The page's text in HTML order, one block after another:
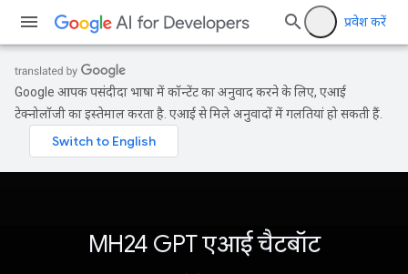
प्रवेश करें
Google आपकी पसंदीदा भाषा में कॉन्टेंट का अनुवाद करने के लिए, एआई
टेक्नोलॉजी का इस्तेमाल करता है. एआई से मिले अनुवादों में गलतियां हो सकती हैं.
MH24 GPT एआई चैटबॉट